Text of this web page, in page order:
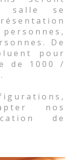
salle se
De
pour
de 1000 /
nos
de